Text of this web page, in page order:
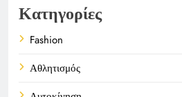
Κατηγορίες
Fashion
Αθλητισμός